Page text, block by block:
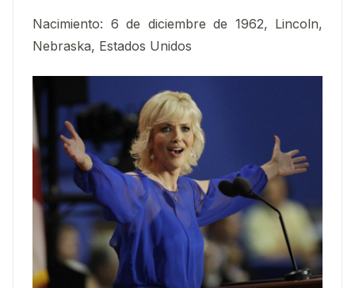
Nacimiento: 6 de diciembre de 1962, Lincoln,
Nebraska, Estados Unidos